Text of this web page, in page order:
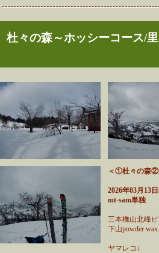
杜々の森～ホッシーコース/
＜①杜々の森
2026年03月13
mt-sam単独
三本橅山北峰
下山powder
ヤマレコ↓